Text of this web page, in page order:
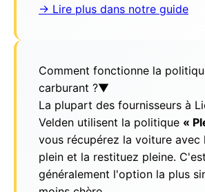
→ Lire plus dans notre guide
Comment fonctionne la
carburant ?▼
La plupart des fournisseurs à
Velden utilisent la politique «
vous récupérez la voiture avec
plein et la restituez pleine. C'est
généralement l'option la plus